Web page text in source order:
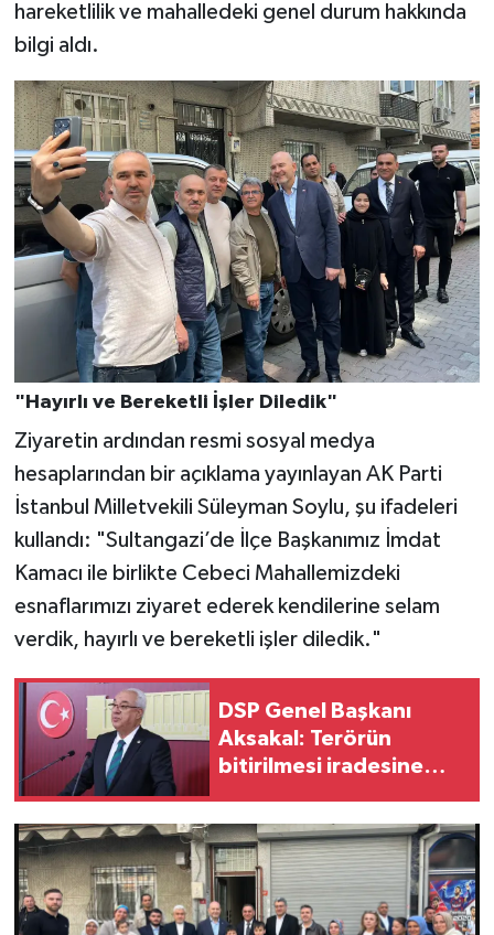
hareketlilik ve mahalledeki genel durum hakkında
bilgi aldı.
"Hayırlı ve Bereketli İşler Diledik"
Ziyaretin ardından resmi sosyal medya
hesaplarından bir açıklama yayınlayan AK Parti
İstanbul Milletvekili Süleyman Soylu, şu ifadeleri
kullandı: "Sultangazi’de İlçe Başkanımız İmdat
Kamacı ile birlikte Cebeci Mahallemizdeki
esnaflarımızı ziyaret ederek kendilerine selam
verdik, hayırlı ve bereketli işler diledik."
DSP Genel Başkanı
Aksakal: Terörün
bitirilmesi iradesine
imzalayacağım